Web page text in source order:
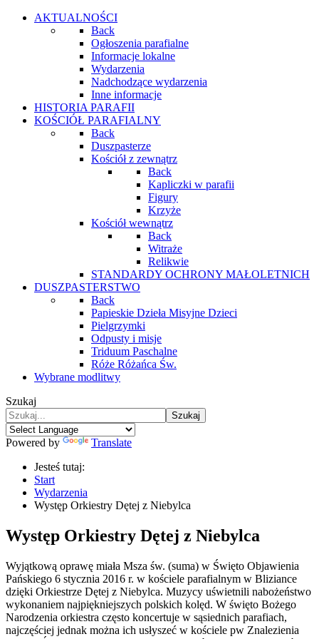
AKTUALNOŚCI
Back
Ogłoszenia parafialne
Informacje lokalne
Wydarzenia
Nadchodzące wydarzenia
Inne informacje
HISTORIA PARAFII
KOŚCIÓŁ PARAFIALNY
Back
Duszpasterze
Kościół z zewnątrz
Back
Kapliczki w parafii
Figury
Krzyże
Kościół wewnątrz
Back
Witraże
Relikwie
STANDARDY OCHRONY MAŁOLETNICH
DUSZPASTERSTWO
Back
Papieskie Dzieła Misyjne Dzieci
Pielgrzymki
Odpusty i misje
Triduum Paschalne
Róże Różańca Św.
Wybrane modlitwy
Szukaj
Szukaj
Powered by
Translate
Jesteś tutaj:
Start
Wydarzenia
Występ Orkiestry Dętej z Niebylca
Występ Orkiestry Dętej z Niebylca
Wyjątkową oprawę miała Msza św. (suma) w Święto Objawienia
Pańskiego 6 stycznia 2016 r. w kościele parafialnym w Bliziance
dzięki Orkiestrze Dętej z Niebylca. Muzycy uświetnili nabożeństwo
wykonaniem najpiękniejszych polskich kolęd. W święto Bożego
Narodzenia orkiestra często koncertuje w sąsiednich parafiach,
najczęściej jednak można ich usłyszeć w kościele pw Znalezienia